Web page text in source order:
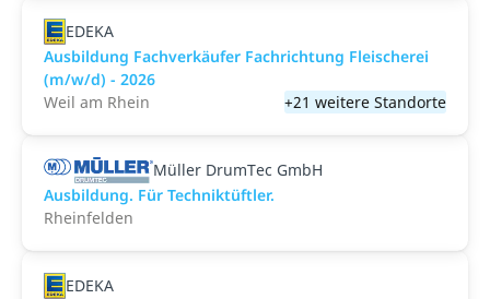
EDEKA
Ausbildung Fachverkäufer Fachrichtung Fleischerei
(m/w/d) - 2026
Weil am Rhein
+21 weitere Standorte
Müller DrumTec GmbH
Ausbildung. Für Techniktüftler.
Rheinfelden
EDEKA